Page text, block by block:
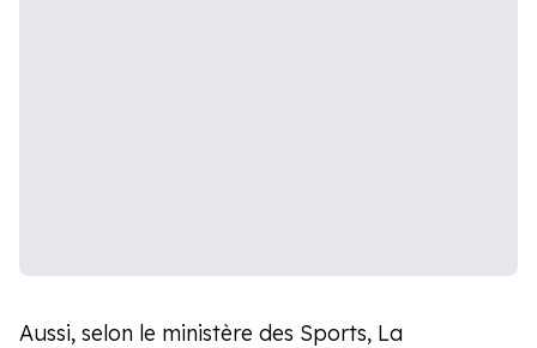
Aussi, selon le ministère des Sports, La